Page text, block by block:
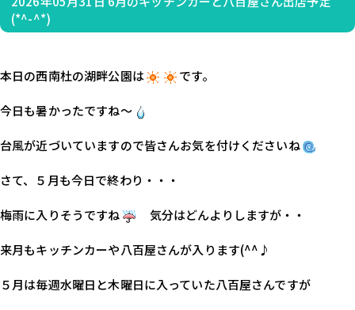
(*^-^*)
本日の西南杜の湖畔公園は です。
今日も暑かったですね～
台風が近づいていますので皆さんお気を付けくださいね
さて、５月も今日で終わり・・・
梅雨に入りそうですね 気分はどんよりしますが・・
来月もキッチンカーや八百屋さんが入ります(^^♪
５月は毎週水曜日と木曜日に入っていた八百屋さんですが